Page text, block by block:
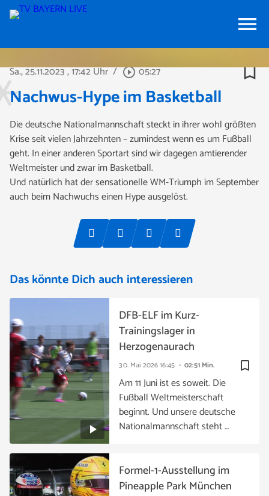
menu
Sa., 25.11.2023, 17:42 Uhr / play_circle_outline05:27 bookmark_border
Nachwus-Hype im Basketball
Die deutsche Nationalmannschaft steckt in ihrer wohl größten
Krise seit vielen Jahrzehnten – zumindest wenn es um Fußball
geht. In einer anderen Sportart sind wir dagegen amtierender
Weltmeister und zwar im Basketball.
Und natürlich hat der sensationelle WM-Triumph im September
auch beim Nachwuchs einen Hype ausgelöst.
Das könnte Dich auch interessieren
bookmark_border
30. Mai 202616:45 02:51 Min.
DFB-ELF im Kurz-
Trainingslager in
Herzogenaurach
Am 11 Juni ist es soweit. Die
Fußball Weltmeisterschaft
beginnt. Und unsere deutsche
Nationalmannschaft steht …
Formel-1-Ausstellung im
Pineapple Park München